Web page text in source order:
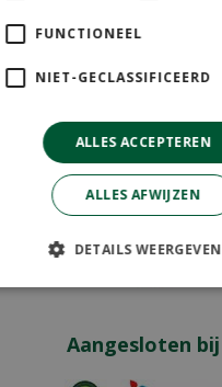
Bestel
Partners
Aangesloten bij
FUNCTIONEEL
NIET-GECLASSIFICEERD
ALLES ACCEPTEREN
ALLES AFWIJZEN
DETAILS WEERGEVEN